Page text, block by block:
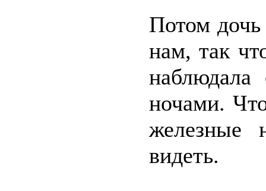
Потом дочь
нам, так
ночами.
железные
видеть.